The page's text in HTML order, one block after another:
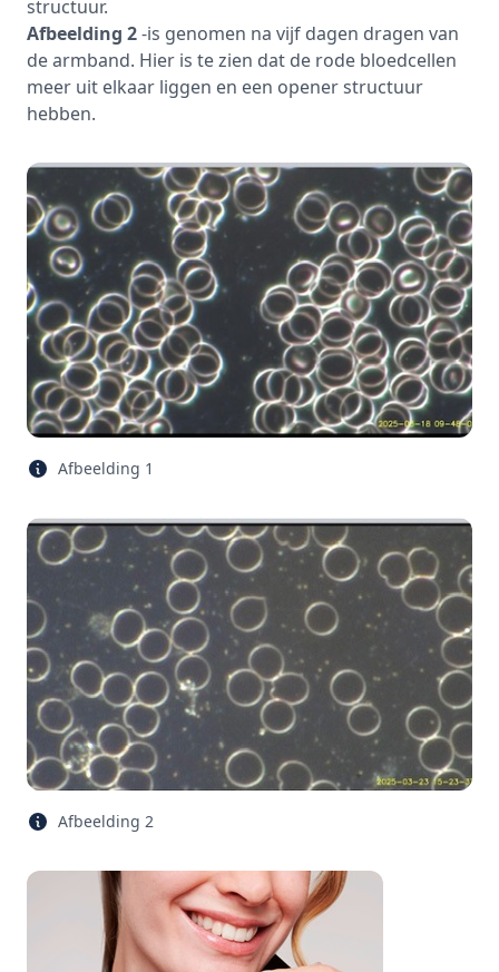
structuur.
Afbeelding 2-is genomen na vijf dagen dragen van
de armband. Hier is te zien dat de rode bloedcellen
meer uit elkaar liggen en een opener structuur
hebben.
Afbeelding 1
Afbeelding 2